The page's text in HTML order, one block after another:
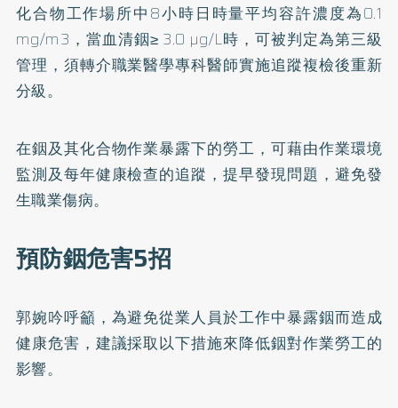
化合物工作場所中8小時日時量平均容許濃度為0.1
mg/m3，當血清銦≥ 3.0 µg/L時，可被判定為第三級
管理，須轉介職業醫學專科醫師實施追蹤複檢後重新
分級。
在銦及其化合物作業暴露下的勞工，可藉由作業環境
監測及每年健康檢查的追蹤，提早發現問題，避免發
生職業傷病。
預防銦危害5招
郭婉吟呼籲，為避免從業人員於工作中暴露銦而造成
健康危害，建議採取以下措施來降低銦對作業勞工的
影響。